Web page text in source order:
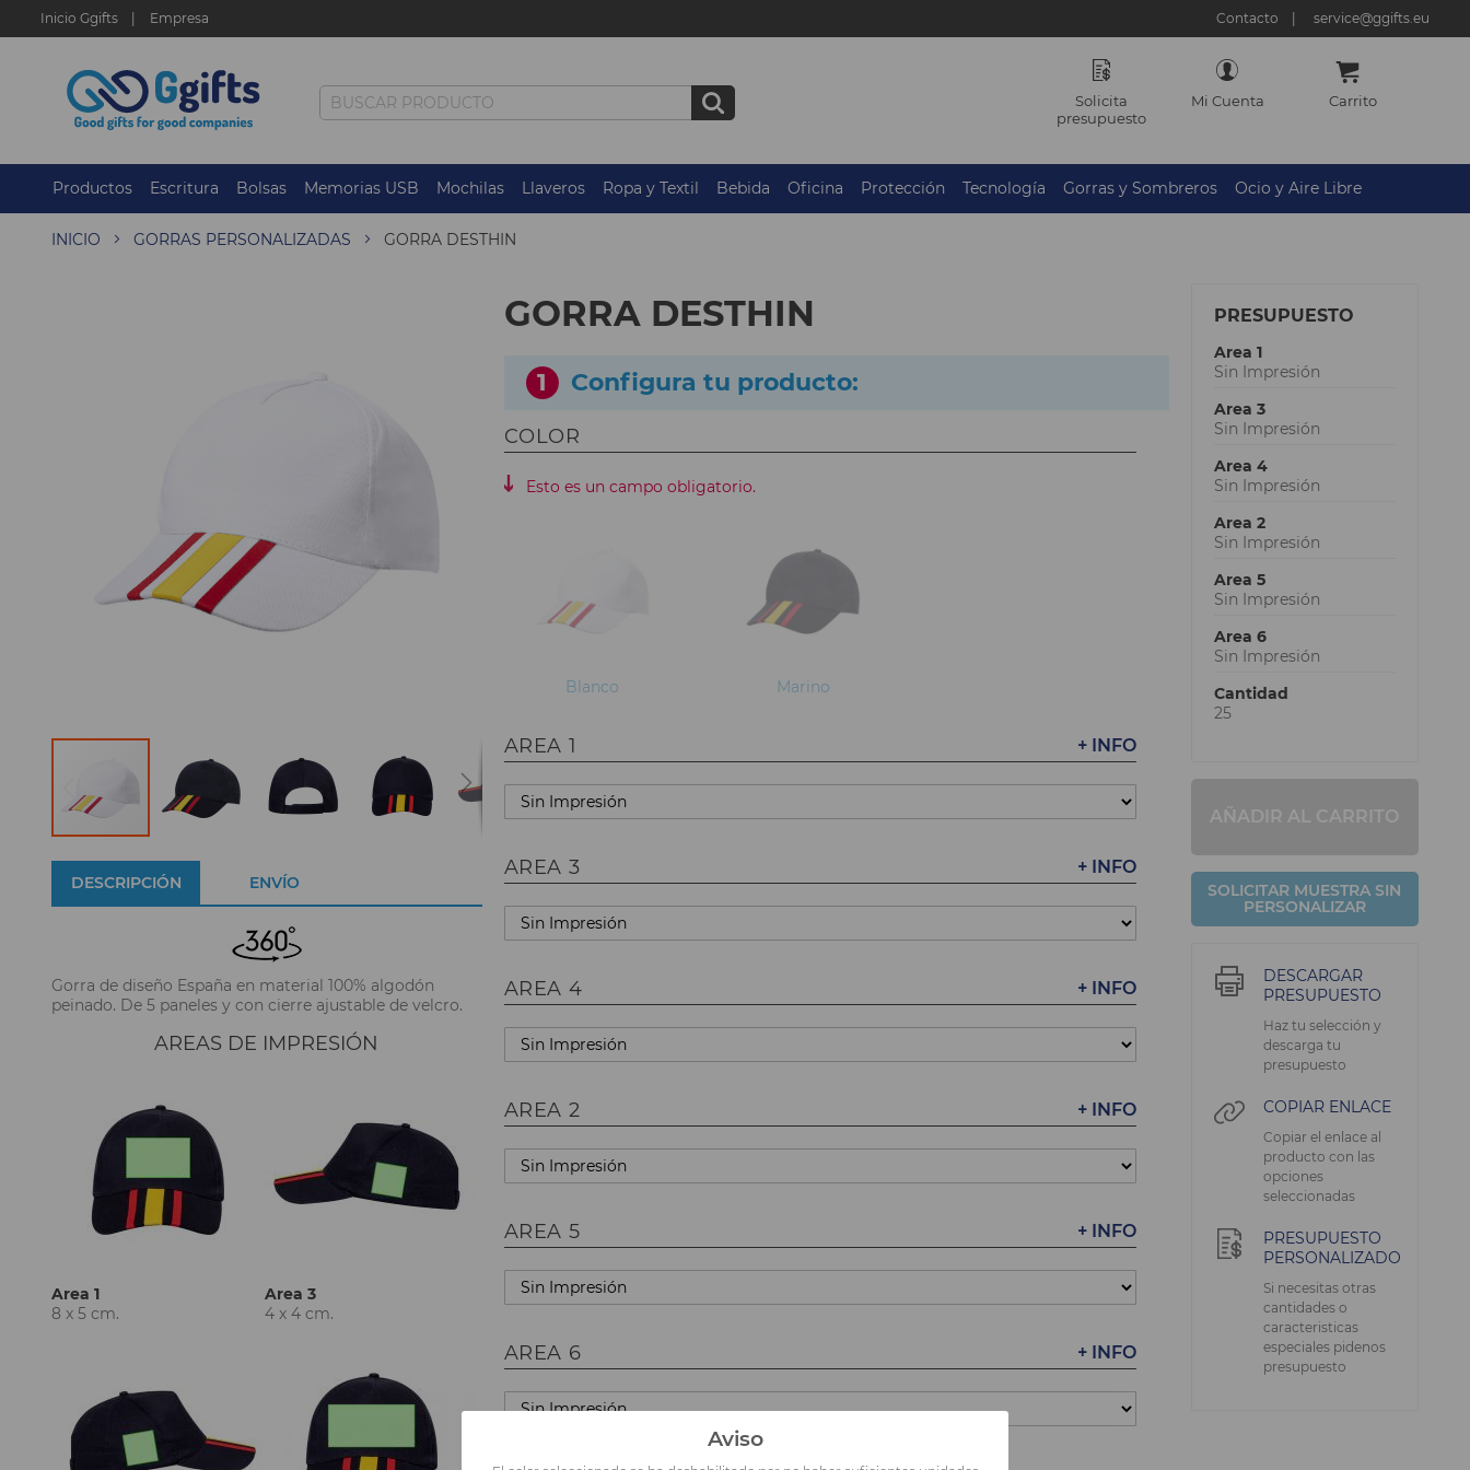
Inicio Ggifts Empresa Contacto service@ggifts.eu
Solicita
presupuesto
Mi Cuenta Carrito
Productos Escritura Bolsas Memorias USB Mochilas Llaveros Ropa y Textil Bebida Oficina Protección Tecnología Gorras y Sombreros Ocio y Aire Libre
INICIO GORRAS PERSONALIZADAS GORRA DESTHIN
DESCRIPCIÓN
Gorra de diseño España en material 100% algodón
peinado. De 5 paneles y con cierre ajustable de velcro.
AREAS DE IMPRESIÓN
Area 1
8 x 5 cm.
Area 3
4 x 4 cm.
ENVÍO
GORRA DESTHIN
1 Configura tu producto:
COLOR
Esto es un campo obligatorio.
Blanco Marino
+ INFO
AREA 1
+ INFO
AREA 3
+ INFO
AREA 4
+ INFO
AREA 2
+ INFO
AREA 5
+ INFO
AREA 6
PRESUPUESTO
Area 1
Sin Impresión
Area 3
Sin Impresión
Area 4
Sin Impresión
Area 2
Sin Impresión
Area 5
Sin Impresión
Area 6
Sin Impresión
Cantidad
25
AÑADIR AL CARRITO
SOLICITAR MUESTRA SIN
PERSONALIZAR
DESCARGAR
PRESUPUESTO
Haz tu selección y
descarga tu
presupuesto
COPIAR ENLACE
Copiar el enlace al
producto con las
opciones
seleccionadas
PRESUPUESTO
PERSONALIZADO
Si necesitas otras
cantidades o
caracteristicas
especiales pidenos
presupuesto
Aviso